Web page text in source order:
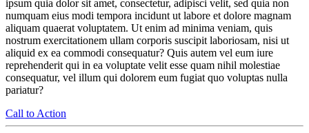
ipsum quia dolor sit amet, consectetur, adipisci velit, sed quia non
numquam eius modi tempora incidunt ut labore et dolore magnam
aliquam quaerat voluptatem. Ut enim ad minima veniam, quis
nostrum exercitationem ullam corporis suscipit laboriosam, nisi ut
aliquid ex ea commodi consequatur? Quis autem vel eum iure
reprehenderit qui in ea voluptate velit esse quam nihil molestiae
consequatur, vel illum qui dolorem eum fugiat quo voluptas nulla
pariatur?
Call to Action